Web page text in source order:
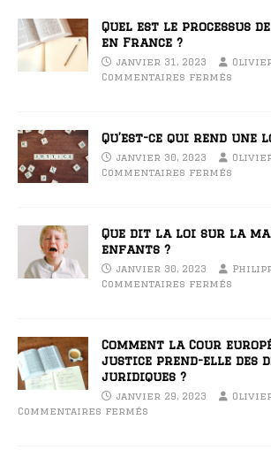
Quel est le processus
en France ?
janvier 31, 2023
Commentaires fermés
Qu’est-ce qui rend une
janvier 30, 2023
Commentaires fermés
Que dit la loi sur la
enfants ?
janvier 30, 2023
Commentaires fermés
Comment la Cour
justice prend-elle des
juridiques ?
janvier 29, 2023
Commentaires fermés